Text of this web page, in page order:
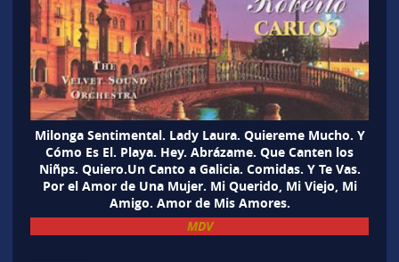
Milonga Sentimental. Lady Laura. Quiereme Mucho. Y
Cómo Es El. Playa. Hey. Abrázame. Que Canten los
Niñps. Quiero.Un Canto a Galicia. Comidas. Y Te Vas.
Por el Amor de Una Mujer. Mi Querido, Mi Viejo, Mi
Amigo. Amor de Mis Amores.
MDV